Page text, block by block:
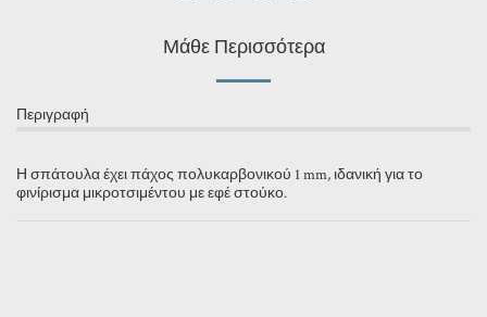
Μάθε Περισσότερα
Περιγραφή
Η σπάτουλα έχει πάχος πολυκαρβονικού 1 mm, ιδανική για το
φινίρισμα μικροτσιμέντου με εφέ στούκο.